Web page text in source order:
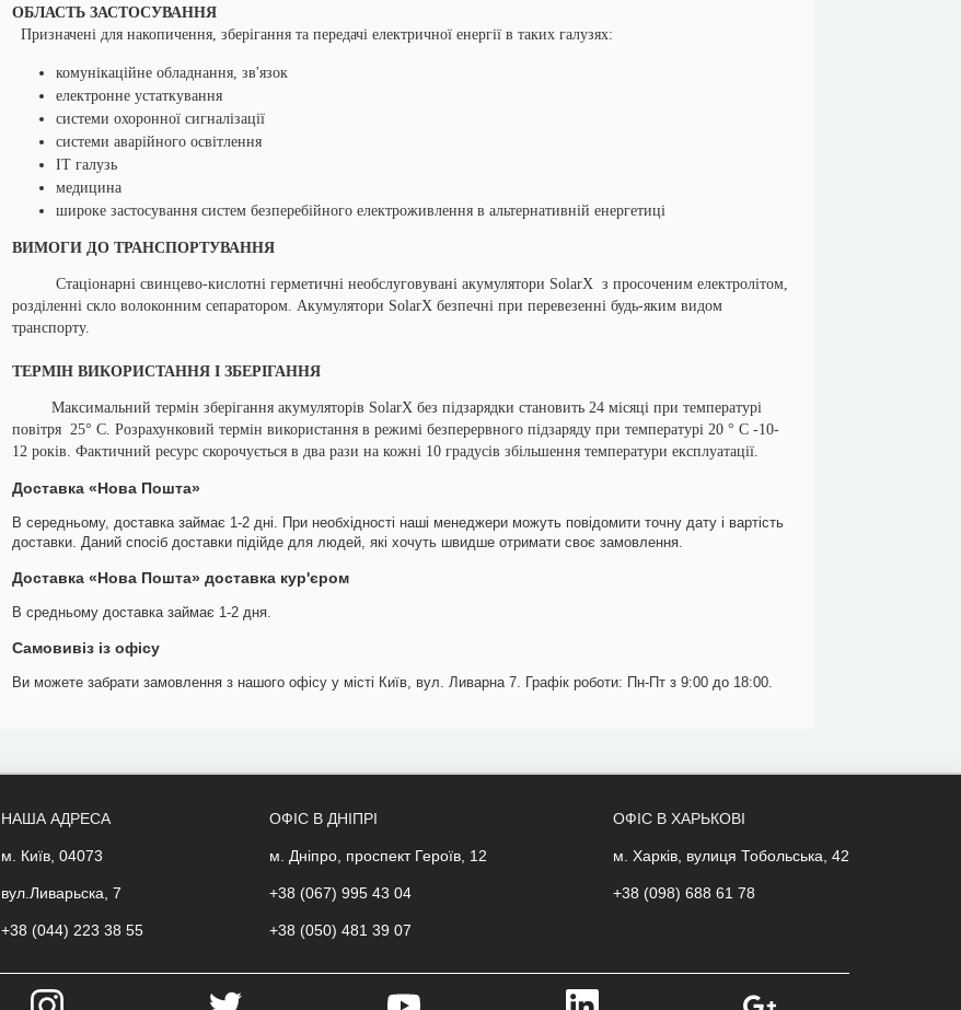
ОБЛАСТЬ ЗАСТОСУВАННЯ
Призначені для накопичення, зберігання та передачі електричної енергії в таких галузях:
комунікаційне обладнання, зв'язок
електронне устаткування
системи охоронної сигналізації
системи аварійного освітлення
ІТ галузь
медицина
широке застосування систем безперебійного електроживлення в альтернативній енергетиці
ВИМОГИ ДО ТРАНСПОРТУВАННЯ
Стаціонарні свинцево-кислотні герметичні необслуговувані акумулятори SolarX з просоченим електролітом,
розділенні скло волоконним сепаратором. Акумулятори SolarX безпечні при перевезенні будь-яким видом
транспорту.
ТЕРМІН ВИКОРИСТАННЯ І ЗБЕРІГАННЯ
Максимальний термін зберігання акумуляторів SolarX без підзарядки становить 24 місяці при температурі
повітря 25° С. Розрахунковий термін використання в режимі безперервного підзаряду при температурі 20 ° С -10-
12 років. Фактичний ресурс скорочується в два рази на кожні 10 градусів збільшення температури експлуатації.
Доставка «Нова Пошта»
В середньому, доставка займає 1-2 дні. При необхідності наші менеджери можуть повідомити точну дату і вартість
доставки. Даний спосіб доставки підійде для людей, які хочуть швидше отримати своє замовлення.
Доставка «Нова Пошта» доставка кур'єром
В средньому доставка займає 1-2 дня.
Самовивіз із офісу
Ви можете забрати замовлення з нашого офісу у місті Київ, вул. Ливарна 7. Графік роботи: Пн-Пт з 9:00 до 18:00.
НАША АДРЕСА
м. Київ, 04073
вул.Ливарьска, 7
+38 (044) 223 38 55
ОФІС В ДНІПРІ
м. Дніпро, проспект Героїв, 12
+38 (067) 995 43 04
+38 (050) 481 39 07
ОФІС В ХАРЬКОВІ
м. Харків, вулиця Тобольська, 42
+38 (098) 688 61 78